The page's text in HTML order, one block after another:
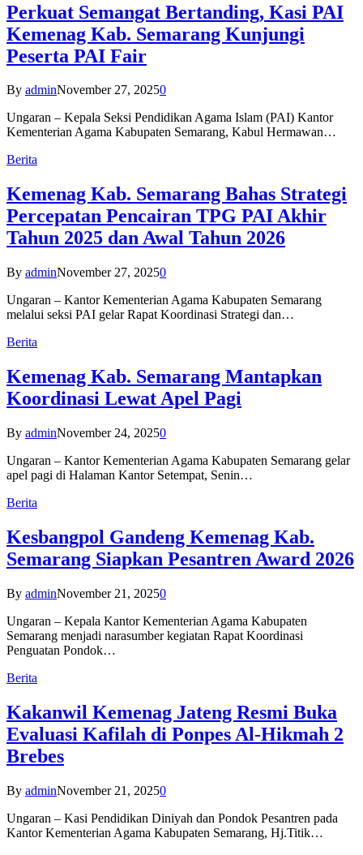
Perkuat Semangat Bertanding, Kasi PAI
Kemenag Kab. Semarang Kunjungi
Peserta PAI Fair
By adminNovember 27, 20250
Ungaran – Kepala Seksi Pendidikan Agama Islam (PAI) Kantor
Kementerian Agama Kabupaten Semarang, Kabul Hermawan…
Berita
Kemenag Kab. Semarang Bahas Strategi
Percepatan Pencairan TPG PAI Akhir
Tahun 2025 dan Awal Tahun 2026
By adminNovember 27, 20250
Ungaran – Kantor Kementerian Agama Kabupaten Semarang
melalui seksi PAI gelar Rapat Koordinasi Strategi dan…
Berita
Kemenag Kab. Semarang Mantapkan
Koordinasi Lewat Apel Pagi
By adminNovember 24, 20250
Ungaran – Kantor Kementerian Agama Kabupaten Semarang gelar
apel pagi di Halaman Kantor Setempat, Senin…
Berita
Kesbangpol Gandeng Kemenag Kab.
Semarang Siapkan Pesantren Award 2026
By adminNovember 21, 20250
Ungaran – Kepala Kantor Kementerian Agama Kabupaten
Semarang menjadi narasumber kegiatan Rapat Koordinasi
Penguatan Pondok…
Berita
Kakanwil Kemenag Jateng Resmi Buka
Evaluasi Kafilah di Ponpes Al-Hikmah 2
Brebes
By adminNovember 21, 20250
Ungaran – Kasi Pendidikan Diniyah dan Pondok Pesantren pada
Kantor Kementerian Agama Kabupaten Semarang, Hj.Titik…